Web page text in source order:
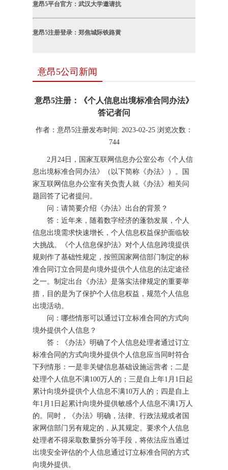
意昂5平台官方：武汉大学邀请抗
意昂5注册登录：郑焦城际铁路黄
意昂5公司新闻
意昂5注册：《个人信息出境标准合同办法》
答记者问
作者：意昂5注册发布时间: 2023-02-25 浏览次数：
744
2月24日，国家互联网信息办公室公布《个人信
息出境标准合同办法》（以下简称《办法》）。国
家互联网信息办公室有关负责人就《办法》相关问
题回答了记者提问。
问：请简要介绍《办法》出台的背景？
答：近年来，随着数字经济的蓬勃发展，个人
信息出境需求快速增长，个人信息权益保护面临较
大挑战。《个人信息保护法》对个人信息跨境提供
规则作了基础性规定，按照国家网信部门制定的标
准合同订立合同是向境外提供个人信息的法定途径
之一。制定出台《办法》是落实法律规定的重要举
措，目的是为了保护个人信息权益，规范个人信息
出境活动。
问：哪些情形可以通过订立标准合同的方式向
境外提供个人信息？
答：《办法》明确了个人信息处理者通过订立
标准合同的方式向境外提供个人信息应当同时符合
下列情形：一是非关键信息基础设施运营者；二是
处理个人信息不满100万人的；三是自上年1月1日起
累计向境外提供个人信息不满10万人的；四是自上
年1月1日起累计向境外提供敏感个人信息不满1万人
的。同时，《办法》明确，法律、行政法规或者国
家网信部门另有规定的，从其规定。要求个人信息
处理者不得采取数量拆分等手段，将依法应当通过
出境安全评估的个人信息通过订立标准合同的方式
向境外提供。